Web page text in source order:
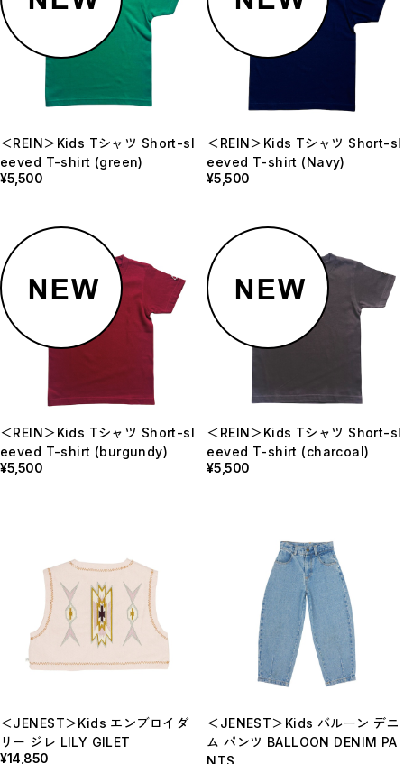
＜REIN＞Kids Tシャツ Short-sl
eeved T-shirt (green)
¥5,500
＜REIN＞Kids Tシャツ Short-sl
eeved T-shirt (Navy)
¥5,500
＜REIN＞Kids Tシャツ Short-sl
eeved T-shirt (burgundy)
¥5,500
＜REIN＞Kids Tシャツ Short-sl
eeved T-shirt (charcoal)
¥5,500
＜JENEST＞Kids エンブロイダ
リー ジレ LILY GILET
¥14,850
＜JENEST＞Kids バルーン デニ
ム パンツ BALLOON DENIM PA
NTS